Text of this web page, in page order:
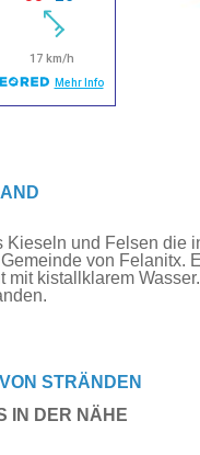
Kieseln und Felsen die
von Felanitx.
mit kistallklarem
STRÄNDEN
IN DER NÄHE